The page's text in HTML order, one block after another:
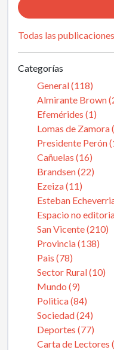
Todas las publicaciones
Categorías
General (118)
Almirante Brown
Efemérides (1)
Lomas de Zamora
Presidente Perón
Cañuelas (16)
Brandsen (22)
Ezeiza (11)
Esteban
Espacio no
San Vicente (210)
Provincia (138)
Pais (78)
Sector Rural (10)
Mundo (9)
Politica (84)
Sociedad (24)
Deportes (77)
Carta de Lectores